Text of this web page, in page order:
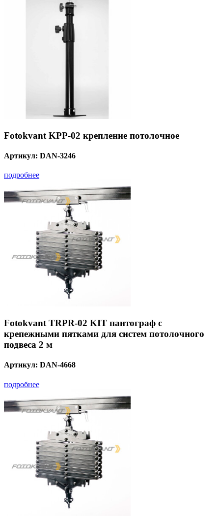
Fotokvant KPP-02 крепление потолочное
Артикул: DAN-3246
подробнее
Fotokvant TRPR-02 KIT пантограф с
крепежными пятками для систем потолочного
подвеса 2 м
Артикул: DAN-4668
подробнее